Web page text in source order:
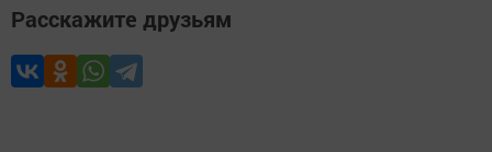
Расскажите друзьям